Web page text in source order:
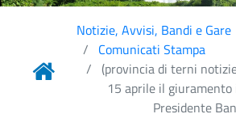
Notizie, Avvisi, Bandi e Gare
Comunicati Stampa
(provincia di terni
15 aprile il giuramento
Presidente